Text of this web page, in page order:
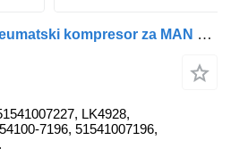
MAN 51.54100-7227 pneumatski kompresor za MAN TGX/TGS kamiona
LK4928,
7196, 51541007196,